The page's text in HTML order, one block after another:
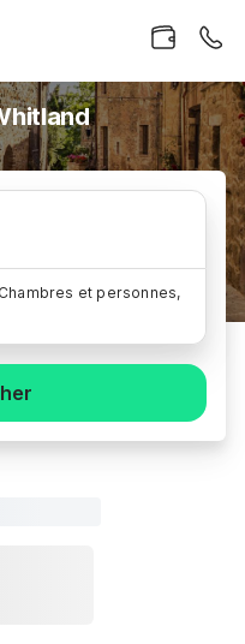
Chambres et personnes,